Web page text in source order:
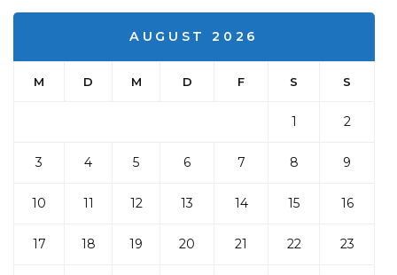
AUGUST 2026
M D M D F S S
1 2
3 4 5 6 7 8 9
10 11 12 13 14 15 16
17 18 19 20 21 22 23